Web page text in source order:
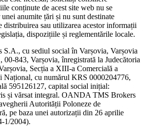
conținute de acest site web nu se
anumite țări și nu sunt destinate
sau utilizarea acestor informații
dispozițiile și reglementările locale.
cu sediul social în Varșovia, Varșovia
843, Varșovia, înregistrată la Judecătoria
Secția a XIII-a Comercială a
Național, cu numărul KRS 0000204776,
595126127, capital social inițial:
și vărsat integral. OANDA TMS Brokers
Autorității Poloneze de
pe baza unei autorizații din 26 aprilie
1/2004).